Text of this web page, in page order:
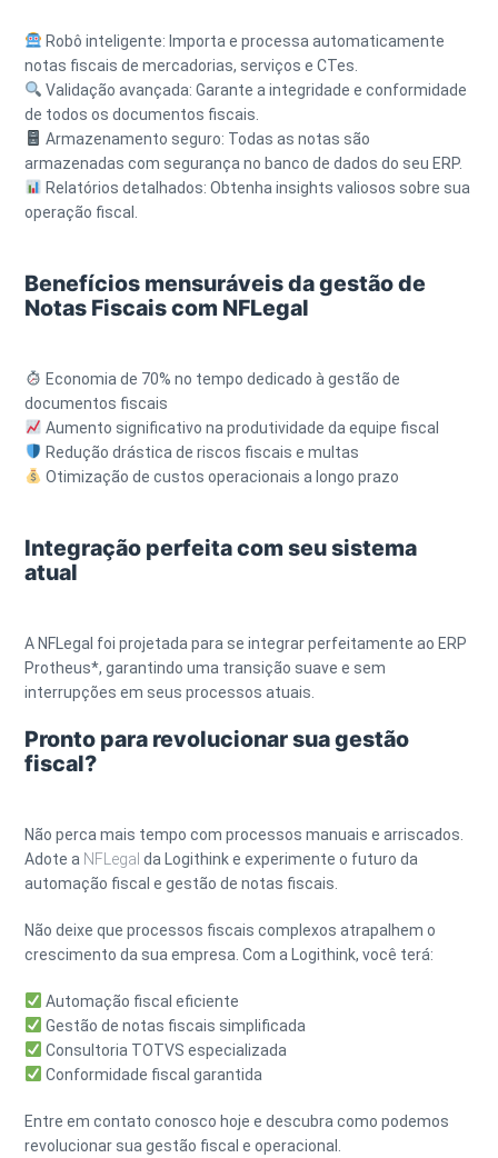
Robô inteligente: Importa e processa automaticamente
notas fiscais de mercadorias, serviços e CTes.
Validação avançada: Garante a integridade e conformidade
de todos os documentos fiscais.
Armazenamento seguro: Todas as notas são
armazenadas com segurança no banco de dados do seu ERP.
Relatórios detalhados: Obtenha insights valiosos sobre sua
operação fiscal.
Benefícios mensuráveis da gestão de
Notas Fiscais com NFLegal
Economia de 70% no tempo dedicado à gestão de
documentos fiscais
Aumento significativo na produtividade da equipe fiscal
Redução drástica de riscos fiscais e multas
Otimização de custos operacionais a longo prazo
Integração perfeita com seu sistema
atual
A NFLegal foi projetada para se integrar perfeitamente ao ERP
Protheus*, garantindo uma transição suave e sem
interrupções em seus processos atuais.
Pronto para revolucionar sua gestão
fiscal?
Não perca mais tempo com processos manuais e arriscados.
Adote a NFLegalda Logithink e experimente o futuro da
automação fiscal e gestão de notas fiscais.
Não deixe que processos fiscais complexos atrapalhem o
crescimento da sua empresa. Com a Logithink, você terá:
Automação fiscal eficiente
Gestão de notas fiscais simplificada
Consultoria TOTVS especializada
Conformidade fiscal garantida
Entre em contato conosco hoje e descubra como podemos
revolucionar sua gestão fiscal e operacional.